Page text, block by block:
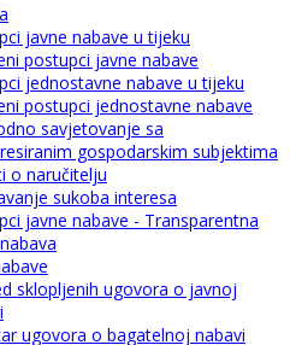
javne nabave u tijeku
postupci javne nabave
jednostavne nabave u tijeku
postupci jednostavne nabave
savjetovanje sa
gospodarskim subjektima
o naručitelju
sukoba interesa
javne nabave - Transparentna
sklopljenih ugovora o javnoj
ugovora o bagatelnoj nabavi